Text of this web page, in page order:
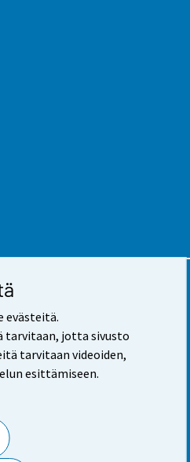
evästeitä.
jotta sivusto
tarvitaan videoiden,
esittämiseen.